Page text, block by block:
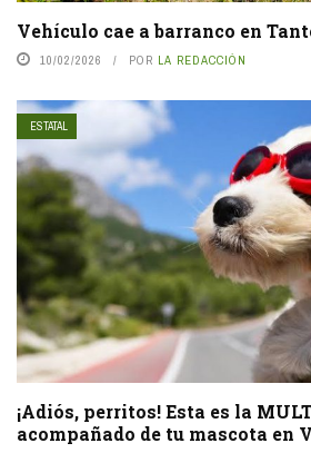
Vehículo cae a barranco en
10/02/2026 POR LA REDACCIÓN
ESTATAL
¡Adiós, perritos! Esta es la
acompañado de tu mascota en